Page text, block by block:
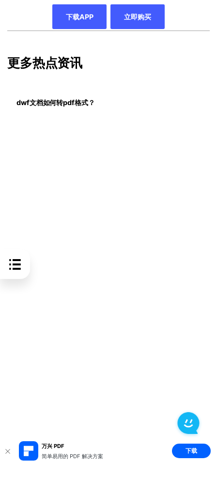
万兴 PDF
简单易用的 PDF 解决方案
下载
下载APP 立即购买
更多热点资讯
dwf文档如何转pdf格式？